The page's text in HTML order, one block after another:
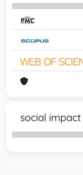
social impact